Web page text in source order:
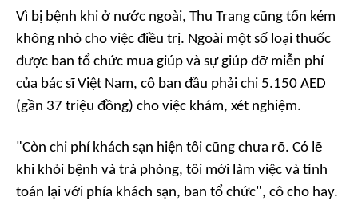
Vì bị bệnh khi ở nước ngoài, Thu Trang cũng tốn kém
không nhỏ cho việc điều trị. Ngoài một số loại thuốc
được ban tổ chức mua giúp và sự giúp đỡ miễn phí
của bác sĩ Việt Nam, cô ban đầu phải chi 5.150 AED
(gần 37 triệu đồng) cho việc khám, xét nghiệm.
"Còn chi phí khách sạn hiện tôi cũng chưa rõ. Có lẽ
khi khỏi bệnh và trả phòng, tôi mới làm việc và tính
toán lại với phía khách sạn, ban tổ chức", cô cho hay.